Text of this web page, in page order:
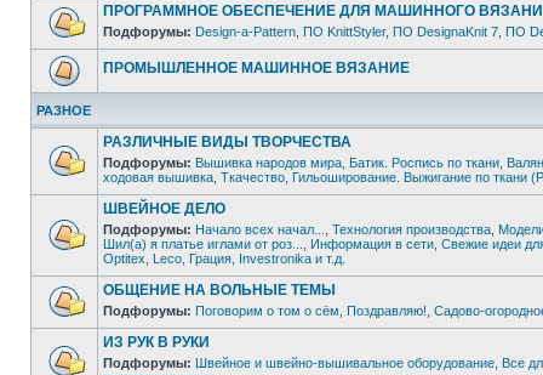
ПРОГРАММНОЕ ОБЕСПЕЧЕНИЕ ДЛЯ МАШИННОГО
Подфорумы: Design-a-Pattern ПО KnittStyler, ПО DesignaKnit 7 ПО
ПРОМЫШЛЕННОЕ МАШИННОЕ ВЯЗАНИЕ
РАЗНОЕ
РАЗЛИЧНЫЕ ВИДЫ ТВОРЧЕСТВА
Подфорумы: Вышивка народов мира Батик. Роспись по ткани
ходовая вышивка Ткачество Гильоширование. Выжигание по ткани
ШВЕЙНОЕ ДЕЛО
Подфорумы: Начало всех начал... Технология производства
Шил(а) я платье иглами от роз...
Информация в сети Свежие идеи
Optitex
Leco, Грация, Investronika и т.д.
ОБЩЕНИЕ НА ВОЛЬНЫЕ ТЕМЫ
Подфорумы: Поговорим о том о сём Поздравляю! Садово-
ИЗ РУК В РУКИ
Подфорумы: Швейное и швейно-вышивальное оборудование Все